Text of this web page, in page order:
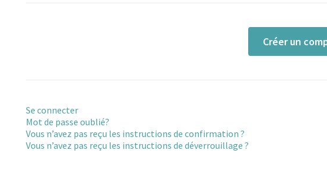
Créer un
Se connecter
Mot de passe oublié?
Vous n’avez pas reçu les instructions de confirmation ?
Vous n’avez pas reçu les instructions de déverrouillage ?